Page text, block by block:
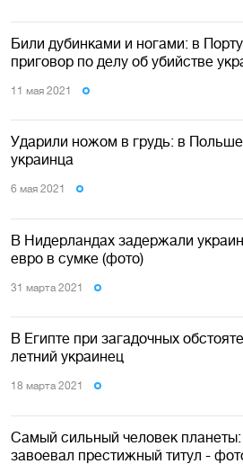
Били дубинками и ногами: в
приговор по делу об убийстве
11 мая 2021
Ударили ножом в грудь: в
украинца
6 мая 2021
В Нидерландах задержали
евро в сумке (фото)
31 марта 2021
В Египте при загадочных
летний украинец
18 марта 2021
Самый сильный человек планеты:
завоевал престижный титул -